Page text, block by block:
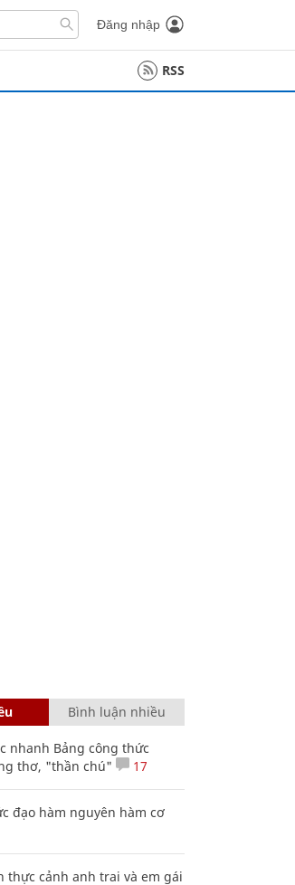
Đăng nhập
RSS
Bình luận nhiều
nhanh Bảng công thức
thơ, "thần chú"
17
đạo hàm nguyên hàm cơ
thực cảnh anh trai và em gái